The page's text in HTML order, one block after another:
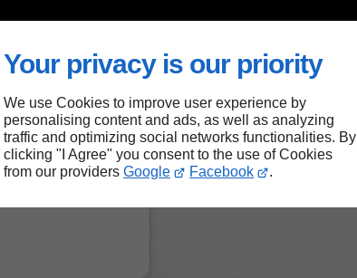
Your privacy is our priority
We use Cookies to improve user experience by
personalising content and ads, as well as analyzing
traffic and optimizing social networks functionalities. By
clicking "I Agree" you consent to the use of Cookies
from our providers Google Facebook .